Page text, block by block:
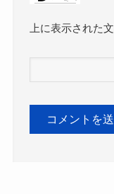
上に表示された